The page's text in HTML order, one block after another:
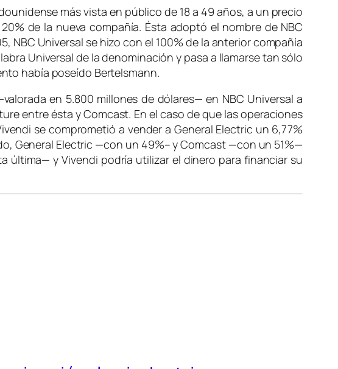
más vista en público de 18 a 49 años, a un precio
de la nueva compañía. Ésta adoptó el nombre de NBC
NBC Universal se hizo con el 100% de la anterior compañía
Universal de la denominación y pasa a llamarse tan sólo
había poseído Bertelsmann.
en 5.800 millones de dólares— en NBC Universal a
entre ésta y Comcast. En el caso de que las operaciones
se comprometió a vender a General Electric un 6,77%
General Electric —con un 49%– y Comcast —con un 51%—
última— y Vivendi podría utilizar el dinero para financiar su